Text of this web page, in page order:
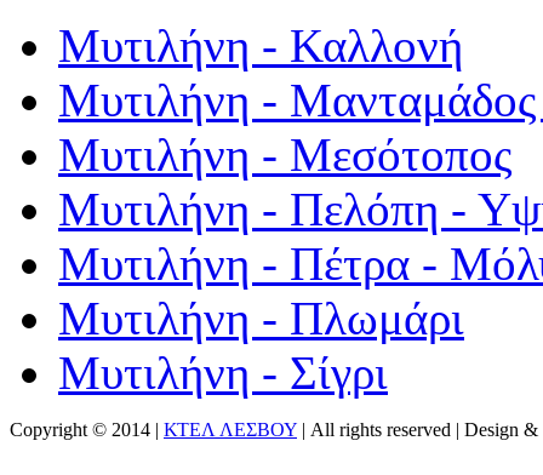
Μυτιλήνη - Καλλονή
Μυτιλήνη - Μανταμάδος
Μυτιλήνη - Μεσότοπος
Μυτιλήνη - Πελόπη -
Μυτιλήνη - Πέτρα -
Μυτιλήνη - Πλωμάρι
Μυτιλήνη - Σίγρι
Copyright © 2014 | ΚΤΕΛ ΛΕΣΒΟΥ | All rights reserved | Design &